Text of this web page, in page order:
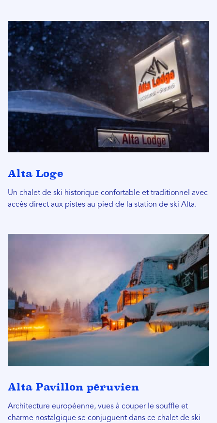
Alta Loge
Un chalet de ski historique confortable et traditionnel avec
accès direct aux pistes au pied de la station de ski Alta.
Alta Pavillon péruvien
Architecture européenne, vues à couper le souffle et
charme nostalgique se conjuguent dans ce chalet de ski